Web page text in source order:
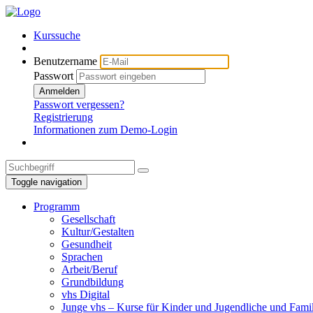
Kurssuche
Benutzername
Passwort
Anmelden
Passwort vergessen?
Registrierung
Informationen zum Demo-Login
Toggle navigation
Programm
Gesellschaft
Kultur/Gestalten
Gesundheit
Sprachen
Arbeit/Beruf
Grundbildung
vhs Digital
Junge vhs – Kurse für Kinder und Jugendliche und